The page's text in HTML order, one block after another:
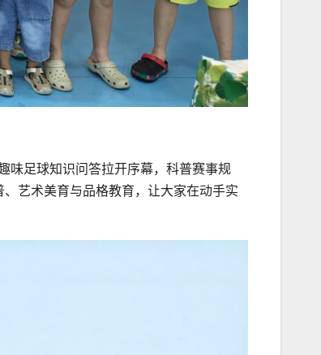
味足球知识问答拉开序幕，科普赛事规
艺术美育与品格教育，让大家在动手实